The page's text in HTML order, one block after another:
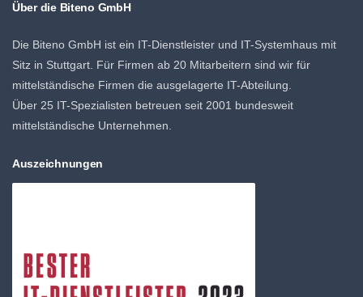
Über die Biteno GmbH
Die Biteno GmbH ist ein IT-Dienstleister und IT-Systemhaus mit
Sitz in Stuttgart. Für Firmen ab 20 Mitarbeitern sind wir für
mittelständische Firmen die ausgelagerte IT-Abteilung.
Über 25 IT-Spezialisten betreuen seit 2001 bundesweit
mittelständische Unternehmen.
Auszeichnungen